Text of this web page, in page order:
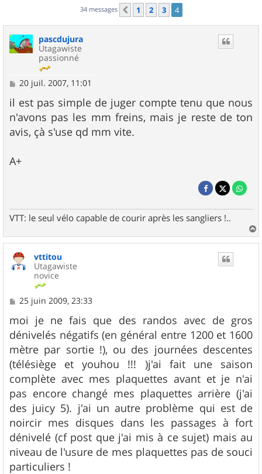
34 messages Précédent
1 2 3 4
pascdujura
Utagawiste
passionné
M
s
s
a
g
e
20 juil. 2007, 11:01
il est pas simple de juger compte tenu que nous
n'avons pas les mm freins, mais je reste de ton
avis, çà s'use qd mm vite.
A+
VTT: le seul vélo capable de courir après les sangliers !..
a
u
vttitou
Utagawiste
novice
M
s
s
a
g
e
25 juin 2009, 23:33
moi je ne fais que des randos avec de gros
dénivelés négatifs (en général entre 1200 et 1600
mètre par sortie !), ou des journées descentes
(télésiège et youhou !!! )j'ai fait une saison
complète avec mes plaquettes avant et je n'ai
pas encore changé mes plaquettes arrière (j'ai
des juicy 5). j'ai un autre problème qui est de
noircir mes disques dans les passages à fort
dénivelé (cf post que j'ai mis à ce sujet) mais au
niveau de l'usure de mes plaquettes pas de souci
particuliers !